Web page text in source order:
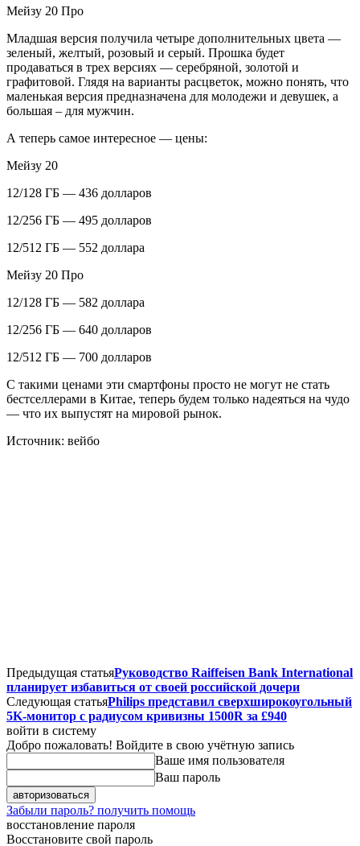
Мейзу 20 Про
Младшая версия получила четыре дополнительных цвета —
зеленый, желтый, розовый и серый. Прошка будет
продаваться в трех версиях — серебряной, золотой и
графитовой. Глядя на варианты расцветок, можно понять, что
маленькая версия предназначена для молодежи и девушек, а
большая – для мужчин.
А теперь самое интересное — цены:
Мейзу 20
12/128 ГБ — 436 долларов
12/256 ГБ — 495 долларов
12/512 ГБ — 552 доллара
Мейзу 20 Про
12/128 ГБ — 582 доллара
12/256 ГБ — 640 долларов
12/512 ГБ — 700 долларов
С такими ценами эти смартфоны просто не могут не стать
бестселлерами в Китае, теперь будем только надеяться на чудо
— что их выпустят на мировой рынок.
Источник: вейбо
Предыдущая статьяРуководство Raiffeisen Bank International
планирует избавиться от своей российской дочери
Следующая статьяPhilips представил сверхширокоугольный
5K-монитор с радиусом кривизны 1500R за £940
войти в систему
Добро пожаловать! Войдите в свою учётную запись
Ваше имя пользователя
Ваш пароль
Забыли пароль? получить помощь
восстановление пароля
Восстановите свой пароль